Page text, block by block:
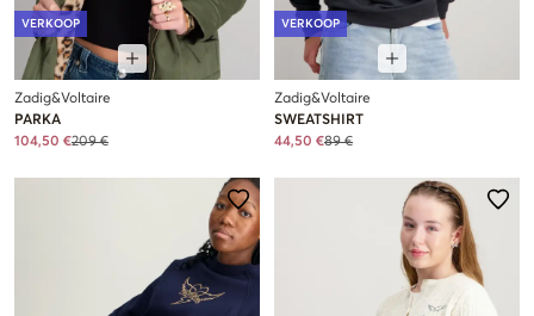
VERKOOP
Zadig&Voltaire
PARKA
104,50 €209 €
VERKOOP
Zadig&Voltaire
SWEATSHIRT
44,50 €89 €